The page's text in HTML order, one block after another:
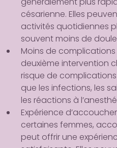
césarienne. Elles
activités quotidiennes
souvent moins de
Moins de
deuxième intervention
risque de
que les infections, les
les réactions à
Expérience
certaines femmes,
peut offrir une